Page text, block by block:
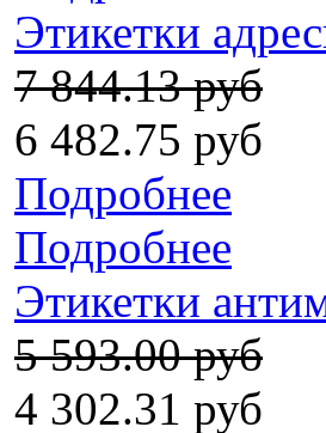
Этикетки
7 844.13 руб
6 482.75 руб
Подробнее
Подробнее
Этикетки
5 593.00 руб
4 302.31 руб